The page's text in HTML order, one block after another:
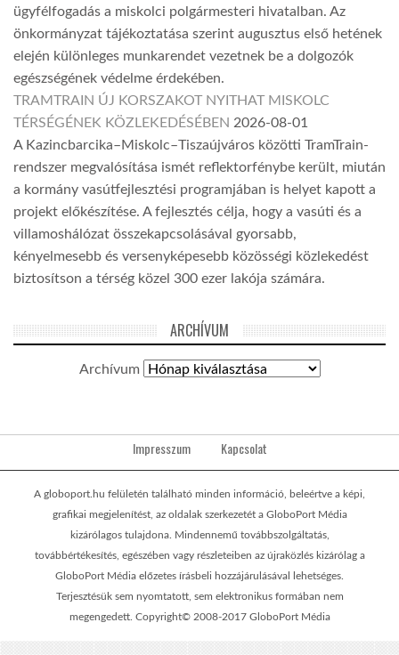
ügyfélfogadás a miskolci polgármesteri hivatalban. Az
önkormányzat tájékoztatása szerint augusztus első hetének
elején különleges munkarendet vezetnek be a dolgozók
egészségének védelme érdekében.
TRAMTRAIN ÚJ KORSZAKOT NYITHAT MISKOLC
TÉRSÉGÉNEK KÖZLEKEDÉSÉBEN 2026-08-01
A Kazincbarcika–Miskolc–Tiszaújváros közötti TramTrain-
rendszer megvalósítása ismét reflektorfénybe került, miután
a kormány vasútfejlesztési programjában is helyet kapott a
projekt előkészítése. A fejlesztés célja, hogy a vasúti és a
villamoshálózat összekapcsolásával gyorsabb,
kényelmesebb és versenyképesebb közösségi közlekedést
biztosítson a térség közel 300 ezer lakója számára.
ARCHÍVUM
Archívum
Impresszum Kapcsolat
A globoport.hu felületén található minden információ, beleértve a képi,
grafikai megjelenítést, az oldalak szerkezetét a GloboPort Média
kizárólagos tulajdona. Mindennemű továbbszolgáltatás,
továbbértékesítés, egészében vagy részleteiben az újraközlés kizárólag a
GloboPort Média előzetes írásbeli hozzájárulásával lehetséges.
Terjesztésük sem nyomtatott, sem elektronikus formában nem
megengedett. Copyright© 2008-2017 GloboPort Média